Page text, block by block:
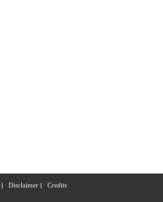
Disclaimer Credits